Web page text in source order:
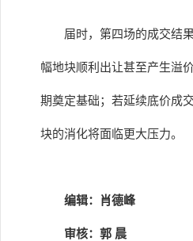
届时，第四场的成交结
幅地块顺利出让甚至产生溢
期奠定基础；若延续底价成
块的消化将面临更大压力。
编辑：肖德峰
审核：郭 晨